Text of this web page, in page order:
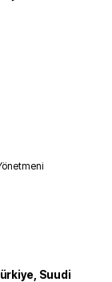
Suudi